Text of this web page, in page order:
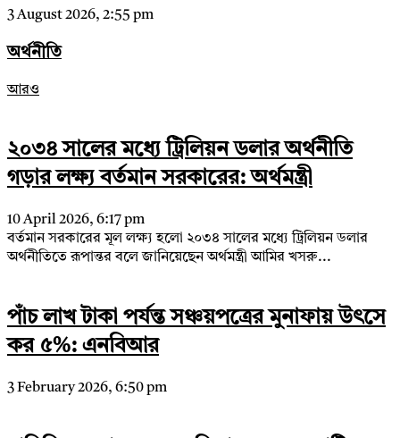
3 August 2026, 2:55 pm
অর্থনীতি
আরও
২০৩৪ সালের মধ্যে ট্রিলিয়ন ডলার অর্থনীতি
গড়ার লক্ষ্য বর্তমান সরকারের: অর্থমন্ত্রী
10 April 2026, 6:17 pm
বর্তমান সরকারের মূল লক্ষ্য হলো ২০৩৪ সালের মধ্যে ট্রিলিয়ন ডলার
অর্থনীতিতে রূপান্তর বলে জানিয়েছেন অর্থমন্ত্রী আমির খসরু...
পাঁচ লাখ টাকা পর্যন্ত সঞ্চয়পত্রের মুনাফায় উৎসে
কর ৫%: এনবিআর
3 February 2026, 6:50 pm